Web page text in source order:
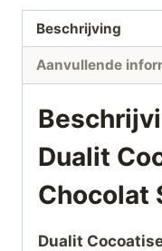
Beschrijving
Aanvullende
Dualit
Chocolat
Dualit